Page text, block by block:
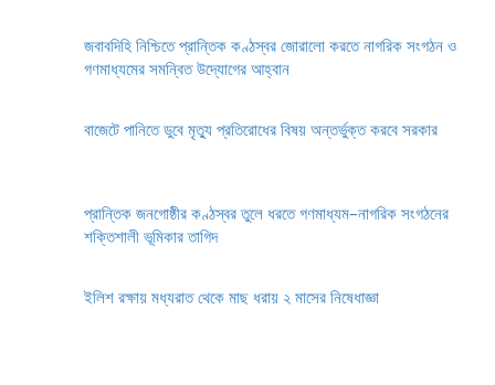
জবাবদিহি নিশ্চিতে প্রান্তিক কণ্ঠস্বর জোরালো করতে নাগরিক সংগঠন ও
গণমাধ্যমের সমন্বিত উদ্যোগের আহ্বান
বাজেটে পানিতে ডুবে মৃত্যু প্রতিরোধের বিষয় অন্তর্ভুক্ত করবে সরকার
প্রান্তিক জনগোষ্ঠীর কণ্ঠস্বর তুলে ধরতে গণমাধ্যম–নাগরিক সংগঠনের
শক্তিশালী ভূমিকার তাগিদ
ইলিশ রক্ষায় মধ্যরাত থেকে মাছ ধরায় ২ মাসের নিষেধাজ্ঞা